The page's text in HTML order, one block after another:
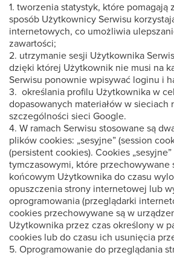
1. tworzenia statystyk, które pomagają
sposób Użytkownicy Serwisu
internetowych, co umożliwia
zawartości;
2. utrzymanie sesji Użytkownika
dzięki której Użytkownik nie musi na
Serwisu ponownie wpisywać loginu i
3. określania profilu Użytkownika w
dopasowanych materiałów w sieciach
szczególności sieci Google.
4. W ramach Serwisu stosowane są
plików cookies: „sesyjne” (session
(persistent cookies). Cookies
tymczasowymi, które przechowywane
końcowym Użytkownika do czasu
opuszczenia strony internetowej lub
oprogramowania (przeglądarki
cookies przechowywane są w
Użytkownika przez czas określony w
cookies lub do czasu ich usunięcia
5. Oprogramowanie do przeglądania